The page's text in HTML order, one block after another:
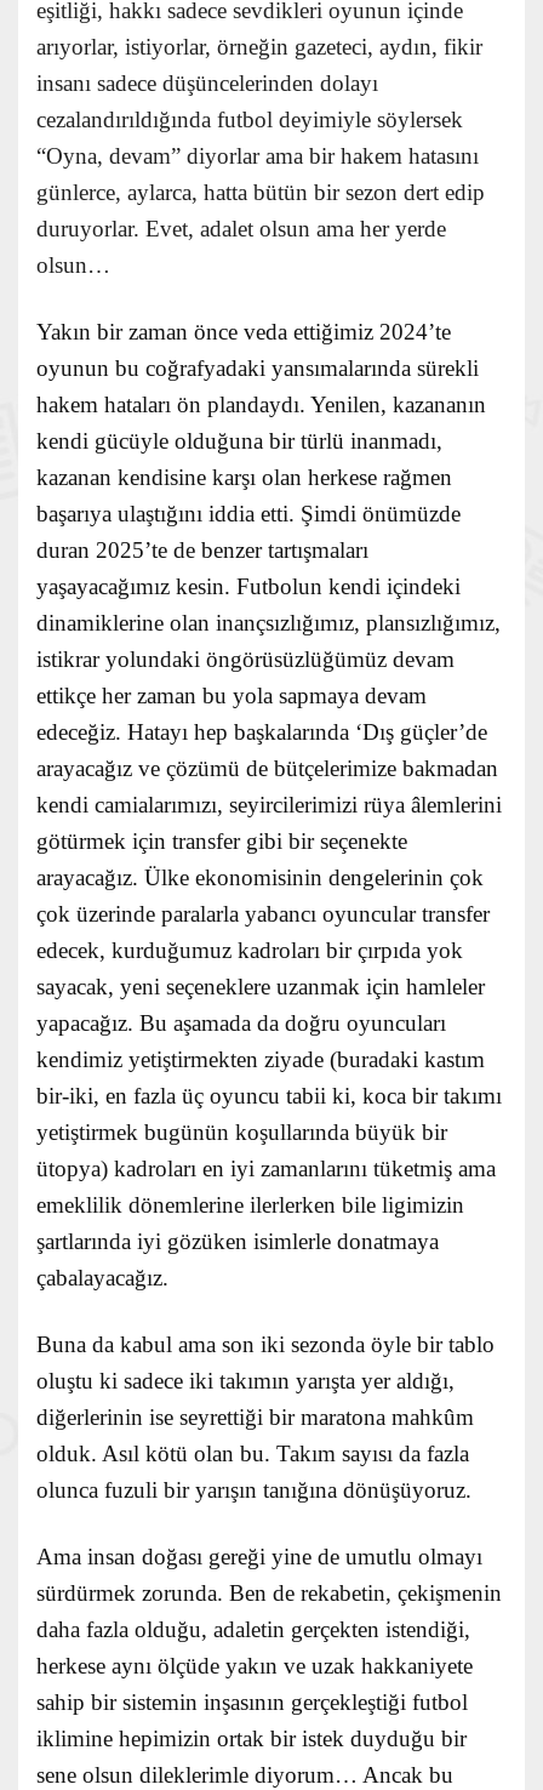
eşitliği, hakkı sadece sevdikleri oyunun içinde
arıyorlar, istiyorlar, örneğin gazeteci, aydın, fikir
insanı sadece düşüncelerinden dolayı
cezalandırıldığında futbol deyimiyle söylersek
“Oyna, devam” diyorlar ama bir hakem hatasını
günlerce, aylarca, hatta bütün bir sezon dert edip
duruyorlar. Evet, adalet olsun ama her yerde
olsun…
Yakın bir zaman önce veda ettiğimiz 2024’te
oyunun bu coğrafyadaki yansımalarında sürekli
hakem hataları ön plandaydı. Yenilen, kazananın
kendi gücüyle olduğuna bir türlü inanmadı,
kazanan kendisine karşı olan herkese rağmen
başarıya ulaştığını iddia etti. Şimdi önümüzde
duran 2025’te de benzer tartışmaları
yaşayacağımız kesin. Futbolun kendi içindeki
dinamiklerine olan inançsızlığımız, plansızlığımız,
istikrar yolundaki öngörüsüzlüğümüz devam
ettikçe her zaman bu yola sapmaya devam
edeceğiz. Hatayı hep başkalarında ‘Dış güçler’de
arayacağız ve çözümü de bütçelerimize bakmadan
kendi camialarımızı, seyircilerimizi rüya âlemlerini
götürmek için transfer gibi bir seçenekte
arayacağız. Ülke ekonomisinin dengelerinin çok
çok üzerinde paralarla yabancı oyuncular transfer
edecek, kurduğumuz kadroları bir çırpıda yok
sayacak, yeni seçeneklere uzanmak için hamleler
yapacağız. Bu aşamada da doğru oyuncuları
kendimiz yetiştirmekten ziyade (buradaki kastım
bir-iki, en fazla üç oyuncu tabii ki, koca bir takımı
yetiştirmek bugünün koşullarında büyük bir
ütopya) kadroları en iyi zamanlarını tüketmiş ama
emeklilik dönemlerine ilerlerken bile ligimizin
şartlarında iyi gözüken isimlerle donatmaya
çabalayacağız.
Buna da kabul ama son iki sezonda öyle bir tablo
oluştu ki sadece iki takımın yarışta yer aldığı,
diğerlerinin ise seyrettiği bir maratona mahkûm
olduk. Asıl kötü olan bu. Takım sayısı da fazla
olunca fuzuli bir yarışın tanığına dönüşüyoruz.
Ama insan doğası gereği yine de umutlu olmayı
sürdürmek zorunda. Ben de rekabetin, çekişmenin
daha fazla olduğu, adaletin gerçekten istendiği,
herkese aynı ölçüde yakın ve uzak hakkaniyete
sahip bir sistemin inşasının gerçekleştiği futbol
iklimine hepimizin ortak bir istek duyduğu bir
sene olsun dileklerimle diyorum… Ancak bu